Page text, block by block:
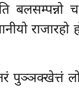
बलसम्पन्नो
राजारहो
पुञ्ञक्खेत्तं